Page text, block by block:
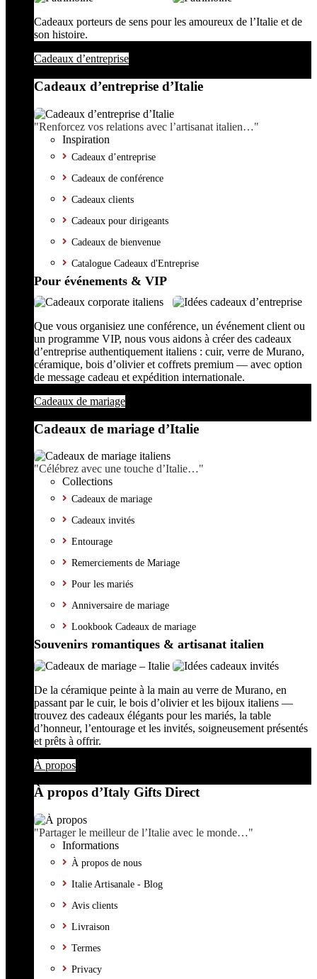
Cadeaux porteurs de sens pour les amoureux de l’Italie et de
son histoire.
Cadeaux d’entreprise
Cadeaux d’entreprise d’Italie
"Renforcez vos relations avec l’artisanat italien…"
Inspiration
Cadeaux d’entreprise
Cadeaux de conférence
Cadeaux clients
Cadeaux pour dirigeants
Cadeaux de bienvenue
Catalogue Cadeaux d'Entreprise
Pour événements & VIP
Que vous organisiez une conférence, un événement client ou
un programme VIP, nous vous aidons à créer des cadeaux
d’entreprise authentiquement italiens : cuir, verre de Murano,
céramique, bois d’olivier et coffrets premium — avec option
de message cadeau et expédition internationale.
Cadeaux de mariage
Cadeaux de mariage d’Italie
"Célébrez avec une touche d’Italie…"
Collections
Cadeaux de mariage
Cadeaux invités
Entourage
Remerciements de Mariage
Pour les mariés
Anniversaire de mariage
Lookbook Cadeaux de mariage
Souvenirs romantiques & artisanat italien
De la céramique peinte à la main au verre de Murano, en
passant par le cuir, le bois d’olivier et les bijoux italiens —
trouvez des cadeaux élégants pour les mariés, la table
d’honneur, l’entourage et les invités, soigneusement présentés
et prêts à offrir.
À propos
À propos d’Italy Gifts Direct
"Partager le meilleur de l’Italie avec le monde…"
Informations
À propos de nous
Italie Artisanale - Blog
Avis clients
Livraison
Termes
Privacy